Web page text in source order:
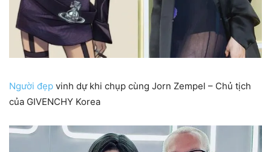
Người đẹp vinh dự khi chụp cùng Jorn Zempel – Chủ tịch
của GIVENCHY Korea